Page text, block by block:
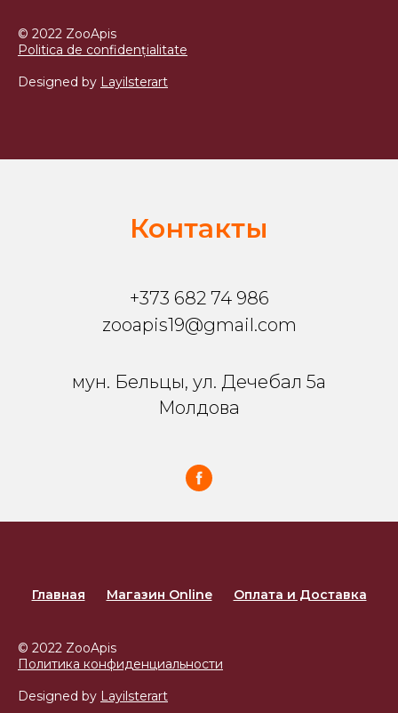
© 2022 ZooApis
Politica de confidențialitate
Designed by Layilsterart
Контакты
+373 682 74 986
zooapis19@gmail.com
мун. Бельцы, ул. Дечебал 5a
Молдова
Главная Магазин Online Оплата и Доставка
© 2022 ZooApis
Политика конфиденциальности
Designed by Layilsterart